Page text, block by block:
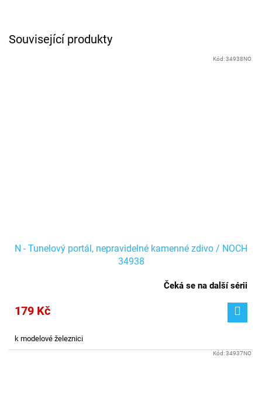
Související produkty
N - Tunelový portál, nepravidelné kamenné zdivo / NOCH
34938
Čeká se na další sérii
179 Kč
k modelové železnici
Kód:34938NO
Kód:34937NO